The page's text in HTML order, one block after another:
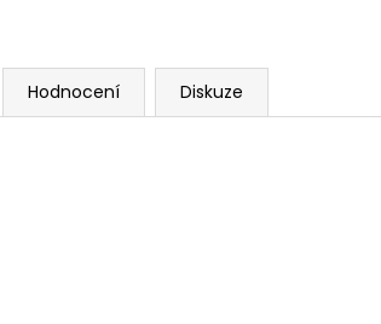
Hodnocení Diskuze